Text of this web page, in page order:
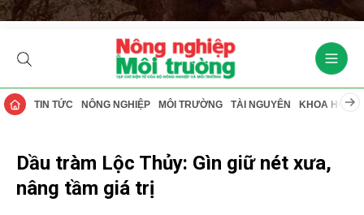
TIN TỨC NÔNG NGHIỆP MÔI TRƯỜNG TÀI NGUYÊN KHOA HỌC
Dầu tràm Lộc Thủy: Gìn giữ nét xưa,
nâng tầm giá trị